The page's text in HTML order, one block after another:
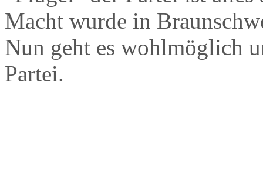
Macht wurde in
Nun geht es wohlmöglich
Partei.